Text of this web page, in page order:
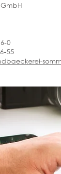
0
55